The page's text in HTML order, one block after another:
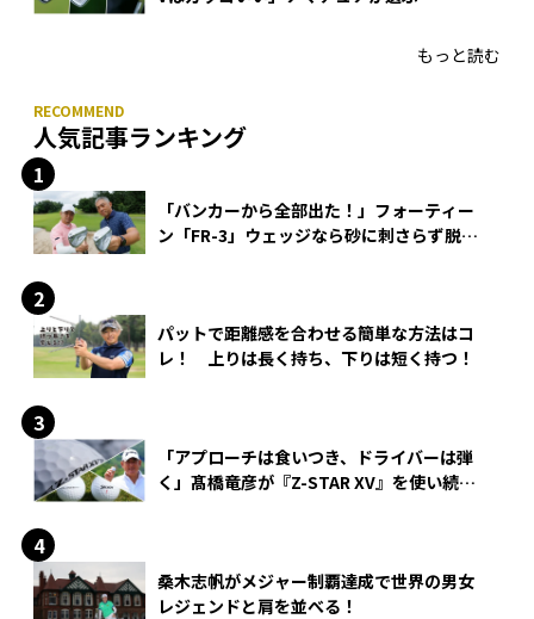
もっと読む
人気記事ランキング
「バンカーから全部出た！」フォーティー
ン「FR-3」ウェッジなら砂に刺さらず脱出
パットで距離感を合わせる簡単な方法はコ
レ！ 上りは長く持ち、下りは短く持つ！
「アプローチは食いつき、ドライバーは弾
く」髙橋竜彦が『Z-STAR XV』を使い続け
桑木志帆がメジャー制覇達成で世界の男女
レジェンドと肩を並べる！